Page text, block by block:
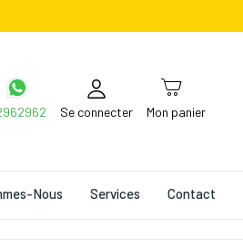
Se connecter Mon panier
Nous Services Contact